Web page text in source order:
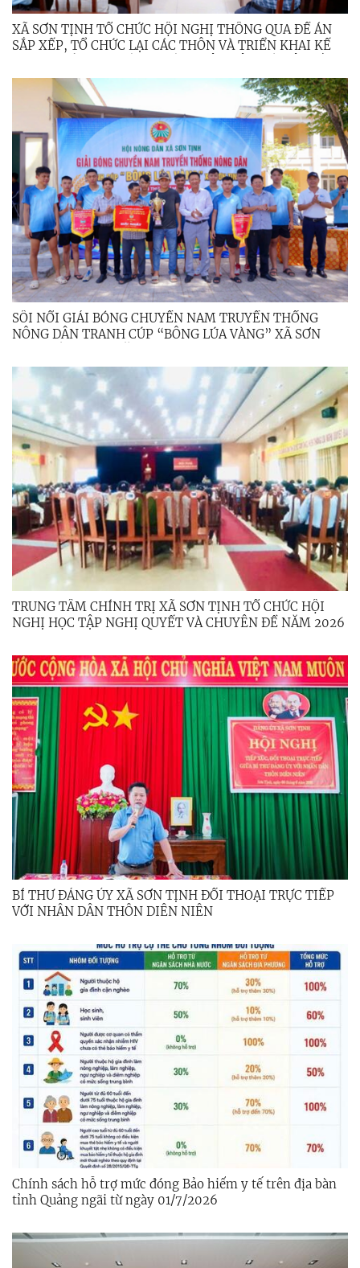
XÃ SƠN TỊNH TỔ CHỨC HỘI NGHỊ THÔNG QUA ĐỀ ÁN
SẮP XẾP, TỔ CHỨC LẠI CÁC THÔN VÀ TRIỂN KHAI KẾ
XẾP, TỔ CHỨC LẠI CÁC THÔN TRÊN ĐỊA BÀN XÃ
SÔI NỔI GIẢI BÓNG CHUYỀN NAM TRUYỀN THỐNG
NÔNG DÂN TRANH CÚP “BÔNG LÚA VÀNG” XÃ SƠN
TRUNG TÂM CHÍNH TRỊ XÃ SƠN TỊNH TỔ CHỨC HỘI
NGHỊ HỌC TẬP NGHỊ QUYẾT VÀ CHUYÊN ĐỀ NĂM 2026
BÍ THƯ ĐẢNG ỦY XÃ SƠN TỊNH ĐỐI THOẠI TRỰC TIẾP
VỚI NHÂN DÂN THÔN DIÊN NIÊN
Chính sách hỗ trợ mức đóng Bảo hiểm y tế trên địa bàn
tỉnh Quảng ngãi từ ngày 01/7/2026